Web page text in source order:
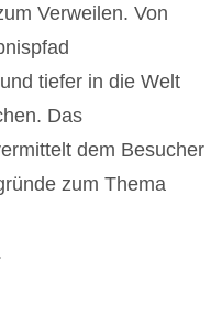
Verweilen. Von
tiefer in die Welt
Das
dem Besucher
zum Thema